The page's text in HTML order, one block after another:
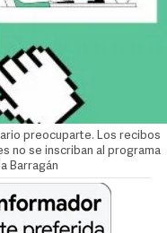
preocuparte. Los recibos
no se inscriban al programa
Barragán